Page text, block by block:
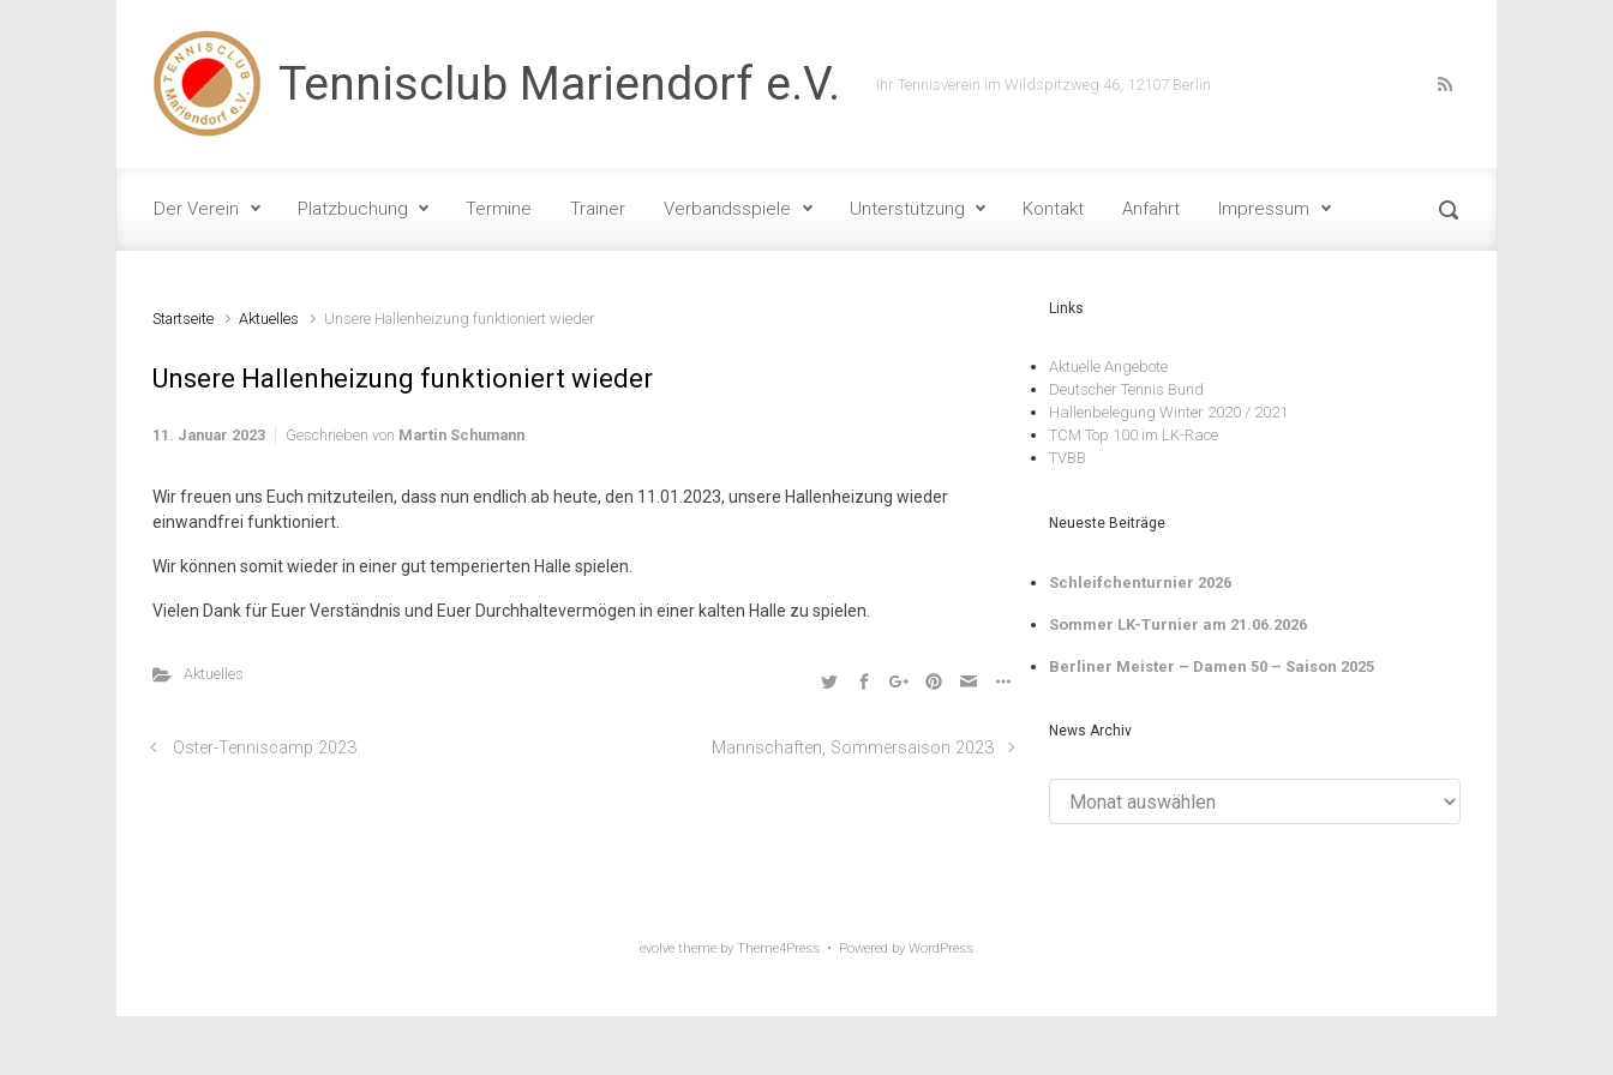
Zum Hauptinhalt springen
Tennisclub Mariendorf e.V. Ihr Tennisverein im Wildspitzweg 46, 12107 Berlin
Der Verein Platzbuchung Termine Trainer Verbandsspiele Unterstützung Kontakt Anfahrt Impressum
Startseite Aktuelles Unsere Hallenheizung funktioniert wieder
Unsere Hallenheizung funktioniert wieder
11. Januar 2023 Geschrieben von Martin Schumann
Wir freuen uns Euch mitzuteilen, dass nun endlich ab heute, den 11.01.2023, unsere Hallenheizung wieder
einwandfrei funktioniert.
Wir können somit wieder in einer gut temperierten Halle spielen.
Vielen Dank für Euer Verständnis und Euer Durchhaltevermögen in einer kalten Halle zu spielen.
Aktuelles
Oster-Tenniscamp 2023 Mannschaften, Sommersaison 2023
Links
Aktuelle Angebote
Deutscher Tennis Bund
Hallenbelegung Winter 2020 / 2021
TCM Top 100 im LK-Race
TVBB
Neueste Beiträge
Schleifchenturnier 2026
Sommer LK-Turnier am 21.06.2026
Berliner Meister – Damen 50 – Saison 2025
News Archiv
Archiv
evolve theme by Theme4Press • Powered by WordPress